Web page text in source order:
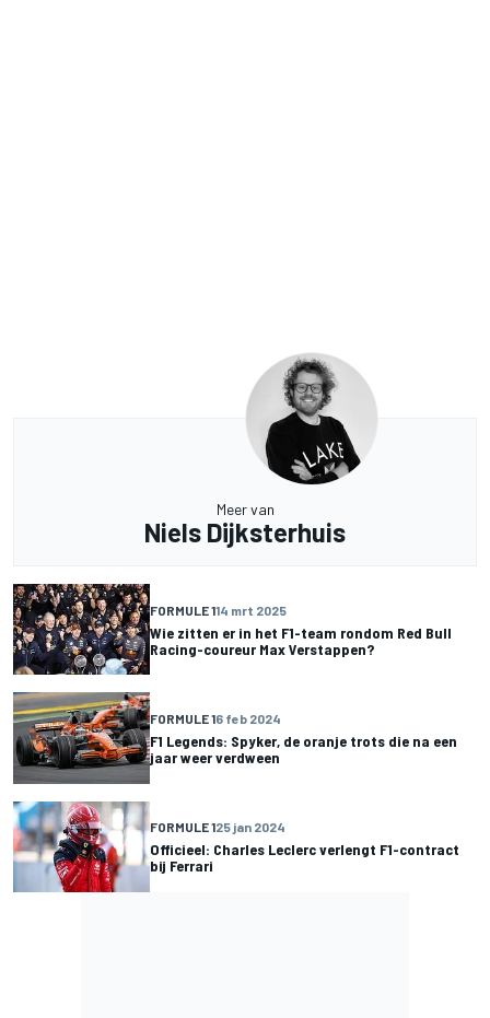
Meer van
Niels Dijksterhuis
FORMULE 114 mrt 2025
Wie zitten er in het F1-team rondom Red Bull
Racing-coureur Max Verstappen?
FORMULE 16 feb 2024
F1 Legends: Spyker, de oranje trots die na een
jaar weer verdween
FORMULE 125 jan 2024
Officieel: Charles Leclerc verlengt F1-contract
bij Ferrari